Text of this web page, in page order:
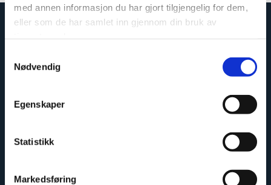
med annen informasjon du har gjort tilgjengelig for dem,
eller som de har samlet inn gjennom din bruk av
Nødvendig
Egenskaper
Statistikk
Markedsføring